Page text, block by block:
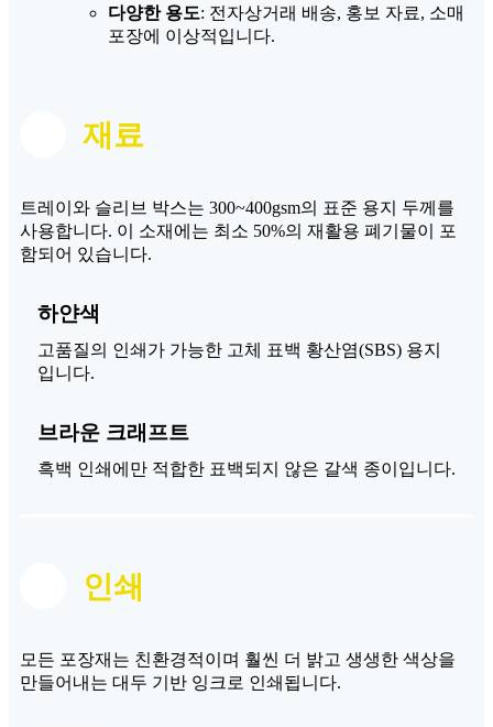
다양한 용도: 전자상거래 배송, 홍보 자료, 소매
포장에 이상적입니다.
재료
트레이와 슬리브 박스는 300~400gsm의 표준 용지 두께를
사용합니다. 이 소재에는 최소 50%의 재활용 폐기물이 포
함되어 있습니다.
하얀색
고품질의 인쇄가 가능한 고체 표백 황산염(SBS) 용지
입니다.
브라운 크래프트
흑백 인쇄에만 적합한 표백되지 않은 갈색 종이입니다.
인쇄
모든 포장재는 친환경적이며 훨씬 더 밝고 생생한 색상을
만들어내는 대두 기반 잉크로 인쇄됩니다.